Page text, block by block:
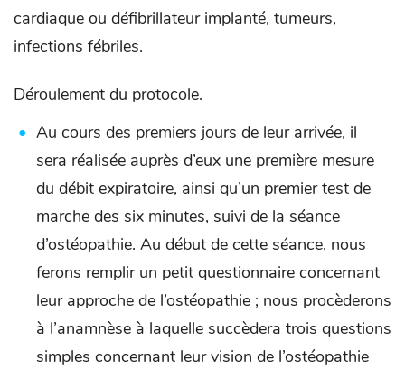
cardiaque ou défibrillateur implanté, tumeurs,
infections fébriles.
Déroulement du protocole.
Au cours des premiers jours de leur arrivée, il
sera réalisée auprès d’eux une première mesure
du débit expiratoire, ainsi qu’un premier test de
marche des six minutes, suivi de la séance
d’ostéopathie. Au début de cette séance, nous
ferons remplir un petit questionnaire concernant
leur approche de l’ostéopathie ; nous procèderons
à l’anamnèse à laquelle succèdera trois questions
simples concernant leur vision de l’ostéopathie